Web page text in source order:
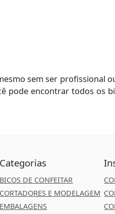
sem ser profissional
pode encontrar todos os
Categorias
BICOS DE CONFEITAR
CORTADORES E MODELAGEM
EMBALAGENS